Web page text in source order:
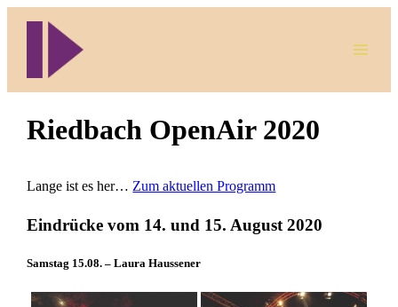
Riedbach OpenAir 2020
Lange ist es her… Zum aktuellen Programm
Eindrücke vom 14. und 15. August 2020
Samstag 15.08. – Laura Haussener